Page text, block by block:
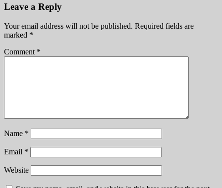
Leave a Reply
Your email address will not be published. Required fields are
marked *
Comment *
Name *
Email *
Website